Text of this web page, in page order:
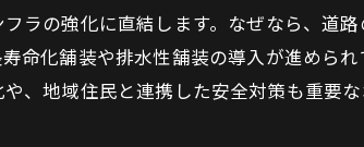
福
路面
舗装
ラの強化に直結します。なぜなら、道
命化舗装や排水性舗装の導入が進めら
、地域住民と連携した安全対策も重要